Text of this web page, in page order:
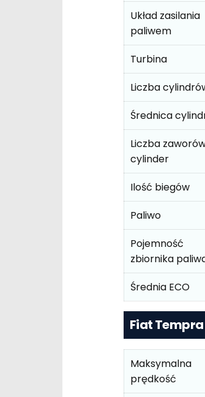
Układ zasilania
paliwem
Turbina
Liczba
Średnica
Liczba
cylinder
Ilość biegów
Paliwo
Pojemność
zbiornika
Średnia ECO
Fiat Tempra
Maksymalna
prędkość